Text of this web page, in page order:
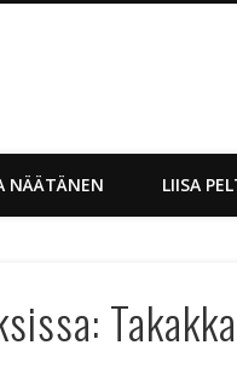
Matkasto
NÄÄTÄNEN LIISA